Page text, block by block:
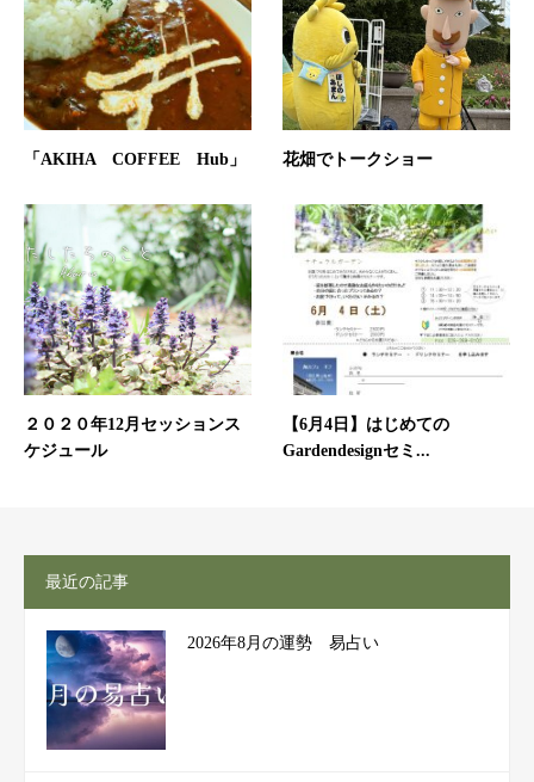
「AKIHA COFFEE Hub」 花畑でトークショー
２０２０年12月セッションス
ケジュール
【6月4日】はじめての
Gardendesignセミ...
最近の記事
2026年8月の運勢 易占い